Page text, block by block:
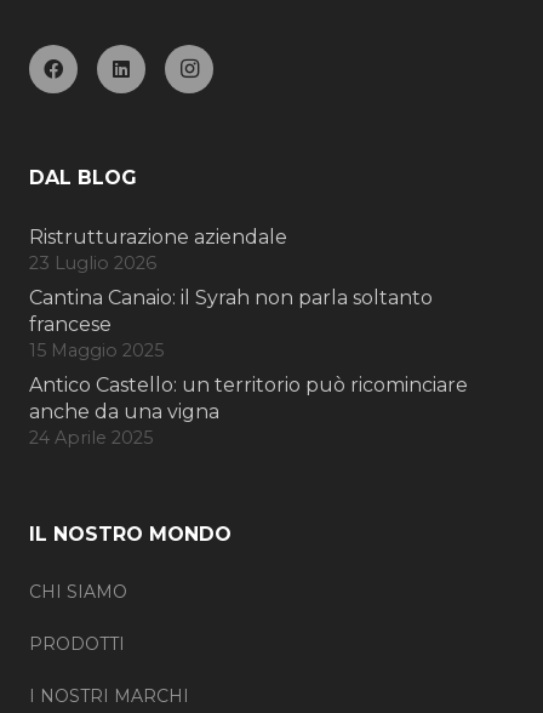
DAL BLOG
Ristrutturazione aziendale
23 Luglio 2026
Cantina Canaio: il Syrah non parla soltanto
francese
15 Maggio 2025
Antico Castello: un territorio può ricominciare
anche da una vigna
24 Aprile 2025
IL NOSTRO MONDO
CHI SIAMO
PRODOTTI
I NOSTRI MARCHI